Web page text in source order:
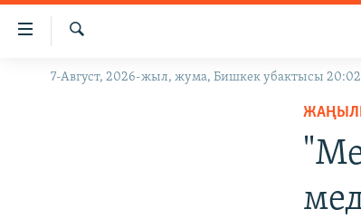
Линктер
Мазмунга
Навигацияга
ЖАҢЫЛЫКТАР
Издөө
7-Август, 2026-жыл, жума, Бишкек убактысы 20:02